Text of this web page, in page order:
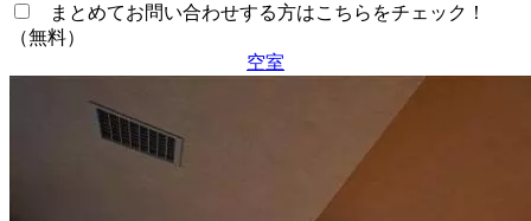
まとめてお問い合わせする方はこちらをチェック！
（無料）
空室